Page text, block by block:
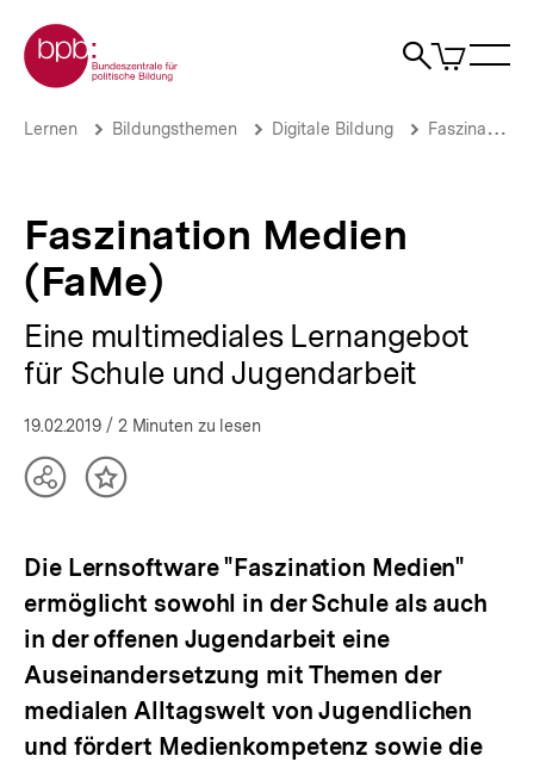
zum
Seiteninhalt
springen
Zur Startseite der bpb
Suche
Artikel
im
Faszination
bpb.de
Brotkrümelnavigation
Pfadnavigation
Lernen Bildungsthemen Digitale Bildung Faszination Medien
Faszination Medien
(FaMe)
Eine multimediales Lernangebot
für Schule und Jugendarbeit
19.02.2019 / 2 Minuten zu lesen
TeilenInhalt
Die Lernsoftware "Faszination Medien"
ermöglicht sowohl in der Schule als auch
in der offenen Jugendarbeit eine
Auseinandersetzung mit Themen der
medialen Alltagswelt von Jugendlichen
und fördert Medienkompetenz sowie die